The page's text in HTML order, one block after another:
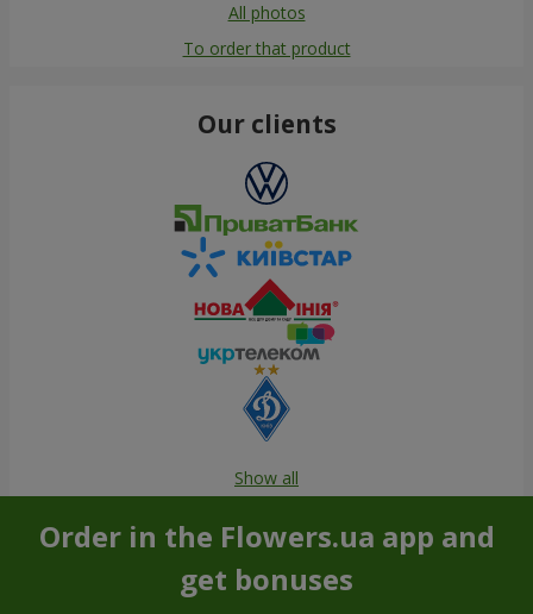
All photos
To order that product
Our clients
Show all
Order in the Flowers.ua app and
get bonuses